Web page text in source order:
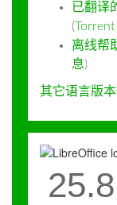
已翻译
(
离线帮
息)
其它语言版本